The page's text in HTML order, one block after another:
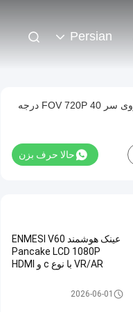
Persian
حالا حرف بزن
عینک هوشمند ENMESI V60
Pancake LCD 1080P
VR/AR با نوع c و HDMI
عینک هوشمند VR2026-06-01